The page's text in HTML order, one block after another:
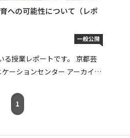
への可能性について（レポ
一般公開
る授業レポートです。 京都芸
ーションセンター アーカイブ
ップデートしました！ ↓ 以
1